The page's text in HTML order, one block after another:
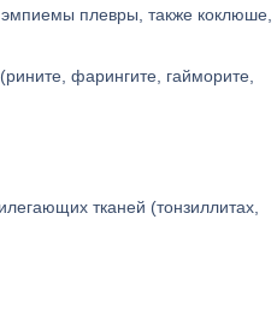
эмпиемы плевры, также коклюше,
фарингите, гайморите,
тканей (тонзиллитах,